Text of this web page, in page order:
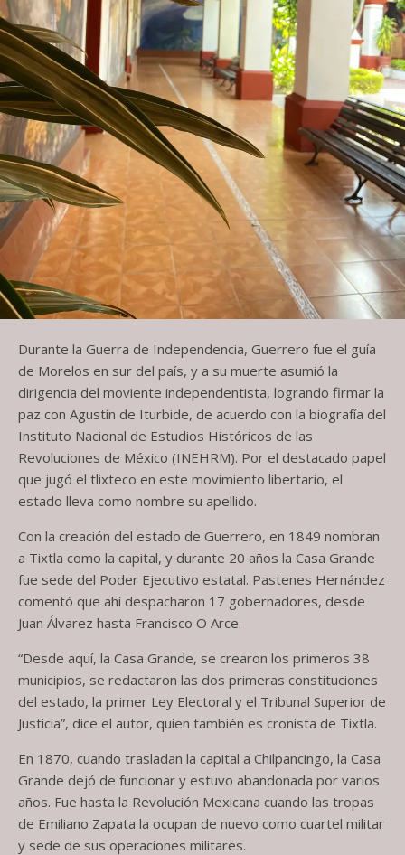
Durante la Guerra de Independencia, Guerrero fue el guía
de Morelos en sur del país, y a su muerte asumió la
dirigencia del moviente independentista, logrando firmar la
paz con Agustín de Iturbide, de acuerdo con la biografía del
Instituto Nacional de Estudios Históricos de las
Revoluciones de México (INEHRM). Por el destacado papel
que jugó el tlixteco en este movimiento libertario, el
estado lleva como nombre su apellido.
Con la creación del estado de Guerrero, en 1849 nombran
a Tixtla como la capital, y durante 20 años la Casa Grande
fue sede del Poder Ejecutivo estatal. Pastenes Hernández
comentó que ahí despacharon 17 gobernadores, desde
Juan Álvarez hasta Francisco O Arce.
“Desde aquí, la Casa Grande, se crearon los primeros 38
municipios, se redactaron las dos primeras constituciones
del estado, la primer Ley Electoral y el Tribunal Superior de
Justicia”, dice el autor, quien también es cronista de Tixtla.
En 1870, cuando trasladan la capital a Chilpancingo, la Casa
Grande dejó de funcionar y estuvo abandonada por varios
años. Fue hasta la Revolución Mexicana cuando las tropas
de Emiliano Zapata la ocupan de nuevo como cuartel militar
y sede de sus operaciones militares.